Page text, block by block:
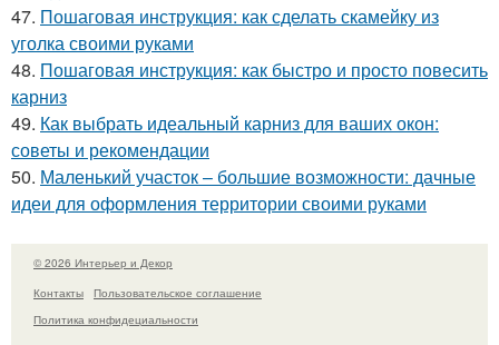
47. Пошаговая инструкция: как сделать скамейку из
уголка своими руками
48. Пошаговая инструкция: как быстро и просто повесить
карниз
49. Как выбрать идеальный карниз для ваших окон:
советы и рекомендации
50. Маленький участок – большие возможности: дачные
идеи для оформления территории своими руками
© 2026 Интерьер и Декор
Контакты
Пользовательское соглашение
Политика конфидециальности